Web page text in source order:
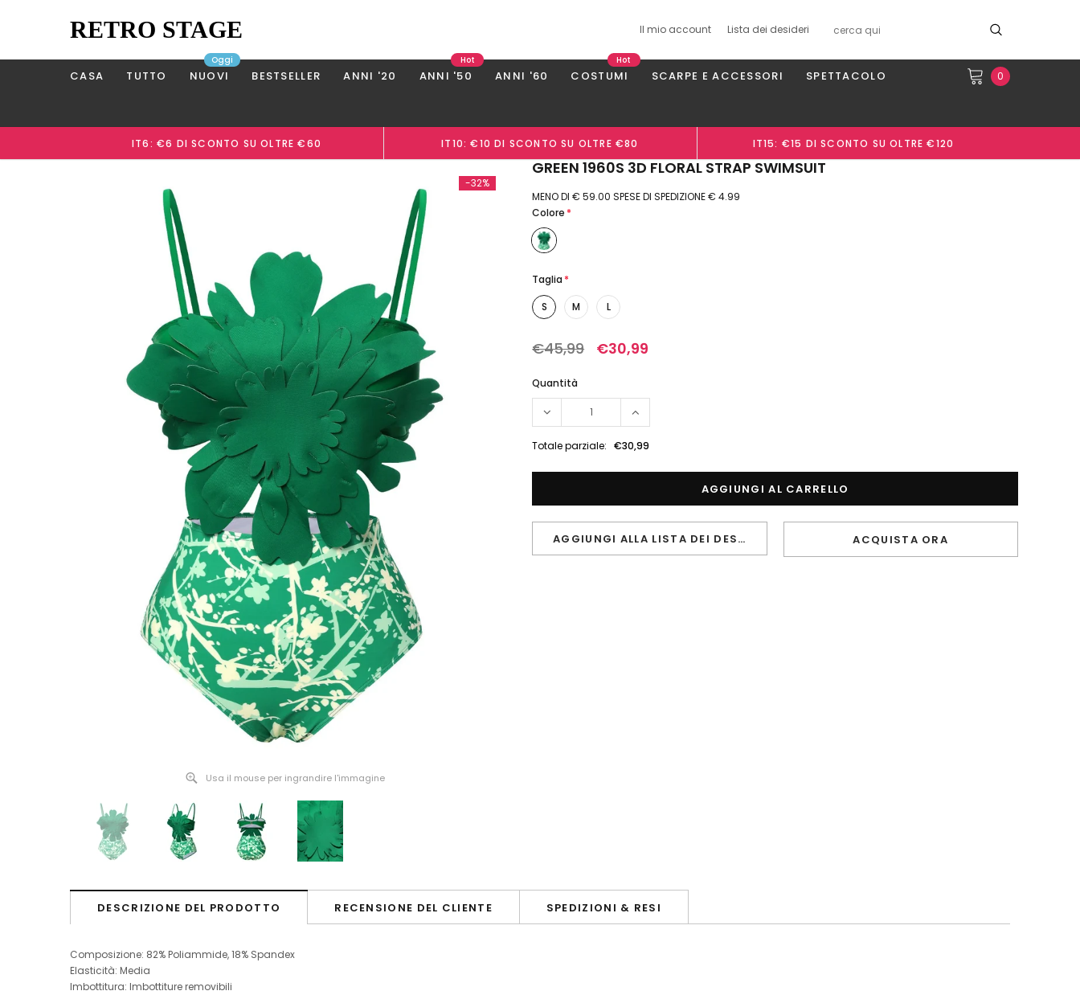
RETRO STAGE Il mio account Lista dei desideri
CASA TUTTO NUOVI
Oggi
BESTSELLER ANNI '20 ANNI '50
Hot
ANNI '60 COSTUMI
Hot
SCARPE E ACCESSORI SPETTACOLO 0
IT6: €6 DI SCONTO SU OLTRE €60 IT10: €10 DI SCONTO SU OLTRE €80 IT15: €15 DI SCONTO SU OLTRE €120
-32%
Usa il mouse per ingrandire l'immagine
GREEN 1960S 3D FLORAL STRAP SWIMSUIT
MENO DI € 59.00 SPESE DI SPEDIZIONE € 4.99
Colore *
Taglia *
S
M L
€45,99 €30,99
Quantità
Totale parziale: €30,99
AGGIUNGI ALLA LISTA DEI DESIDERI ACQUISTA ORA
DESCRIZIONE DEL PRODOTTO RECENSIONE DEL CLIENTE SPEDIZIONI & RESI
Composizione: 82% Poliammide, 18% Spandex
Elasticità: Media
Imbottitura: Imbottiture removibili